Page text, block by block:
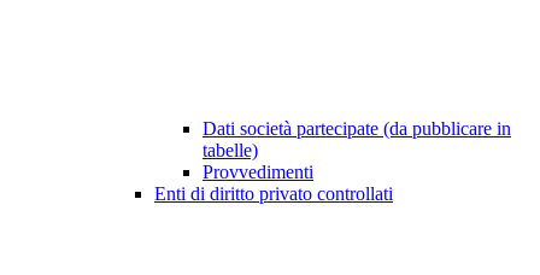
Dati società partecipate (da pubblicare in
tabelle)
Provvedimenti
Enti di diritto privato controllati